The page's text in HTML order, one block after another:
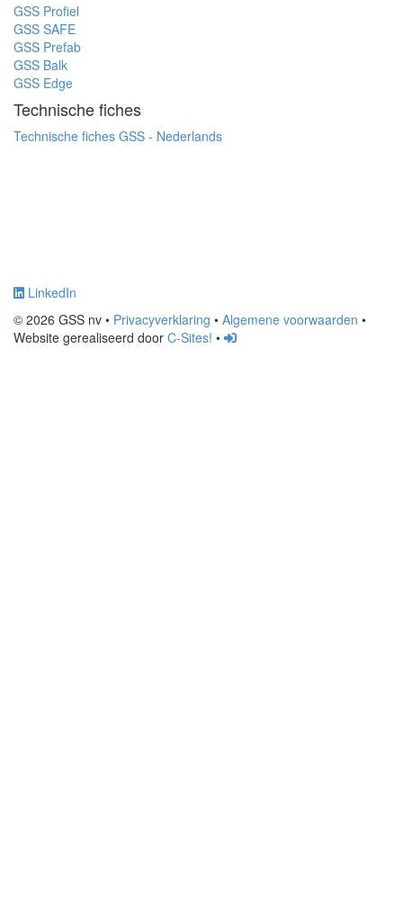
GSS Profiel
GSS SAFE
GSS Prefab
GSS Balk
GSS Edge
Technische fiches
Technische fiches GSS - Nederlands
LinkedIn
© 2026 GSS nv • Privacyverklaring • Algemene voorwaarden •
Website gerealiseerd door C-Sites! •